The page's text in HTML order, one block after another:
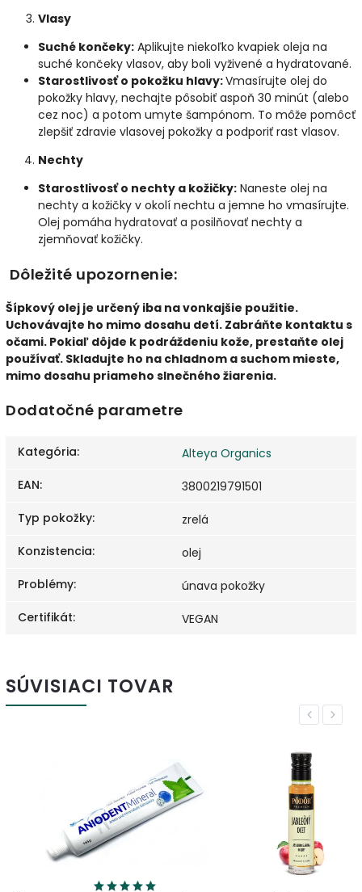
Vlasy
Suché končeky: Aplikujte niekoľko kvapiek oleja na
suché končeky vlasov, aby boli vyživené a hydratované.
Starostlivosť o pokožku hlavy:Vmasírujte olej do
pokožky hlavy, nechajte pôsobiť aspoň 30 minút (alebo
cez noc) a potom umyte šampónom. To môže pomôcť
zlepšiť zdravie vlasovej pokožky a podporiť rast vlasov.
Nechty
Starostlivosť o nechty a kožičky: Naneste olej na
nechty a kožičky v okolí nechtu a jemne ho vmasírujte.
Olej pomáha hydratovať a posilňovať nechty a
zjemňovať kožičky.
Dôležité upozornenie:
Šípkový olej je určený iba na vonkajšie použitie.
Uchovávajte ho mimo dosahu detí. Zabráňte kontaktu s
očami. Pokiaľ dôjde k podráždeniu kože, prestaňte olej
používať. Skladujte ho na chladnom a suchom mieste,
mimo dosahu priameho slnečného žiarenia.
Dodatočné parametre
Kategória:
Alteya Organics
EAN:
3800219791501
Typ pokožky:
zrelá
Konzistencia:
olej
Problémy:
únava pokožky
Certifikát: VEGAN
SÚVISIACI TOVAR
Previous
Next